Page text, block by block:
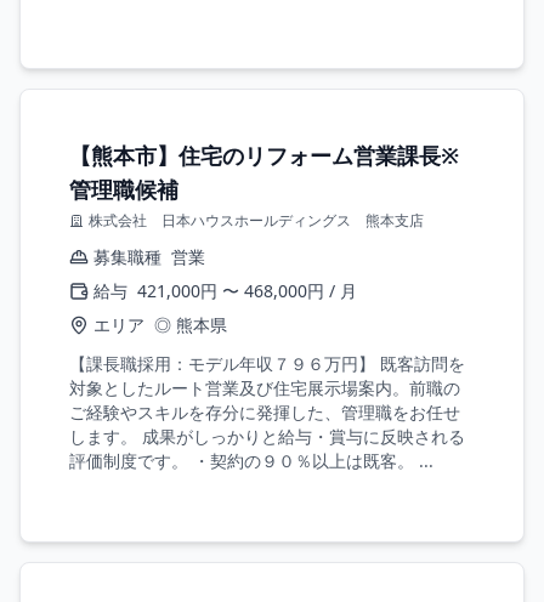
【熊本市】住宅のリフォーム営業課長※
管理職候補
株式会社 日本ハウスホールディングス 熊本支店
募集職種 営業
給与 421,000円 〜 468,000円 / 月
エリア ◎ 熊本県
【課長職採用：モデル年収７９６万円】 既客訪問を
対象としたルート営業及び住宅展示場案内。前職の
ご経験やスキルを存分に発揮した、管理職をお任せ
します。 成果がしっかりと給与・賞与に反映される
評価制度です。 ・契約の９０％以上は既客。 ...